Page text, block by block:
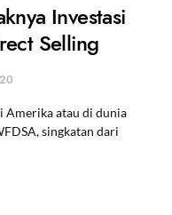
Investasi
Selling
Amerika atau di dunia
singkatan dari